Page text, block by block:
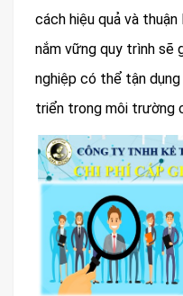
cách hiệu quả và
nắm vững quy trình sẽ
nghiệp có thể tận
triển trong môi trường